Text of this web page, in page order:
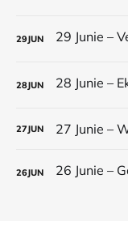
29JUN
28JUN
27JUN 27 Junie –
26JUN